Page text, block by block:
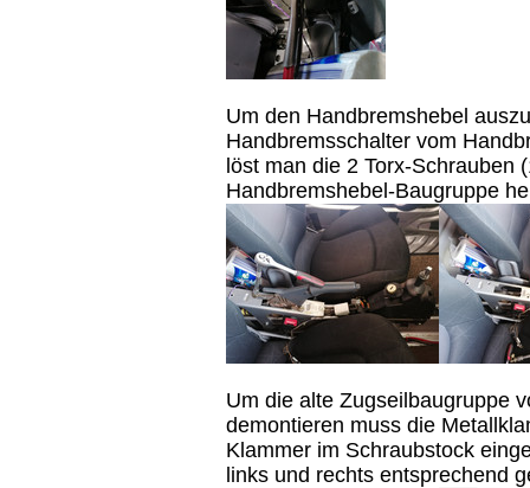
Um den Handbremshebel
Handbremsschalter vom
löst man die 2 Torx-Schrauben
Handbremshebel-Baugruppe
Um die alte Zugseilbaugruppe
demontieren muss die
Klammer im Schraubstock
links und rechts entsprechend